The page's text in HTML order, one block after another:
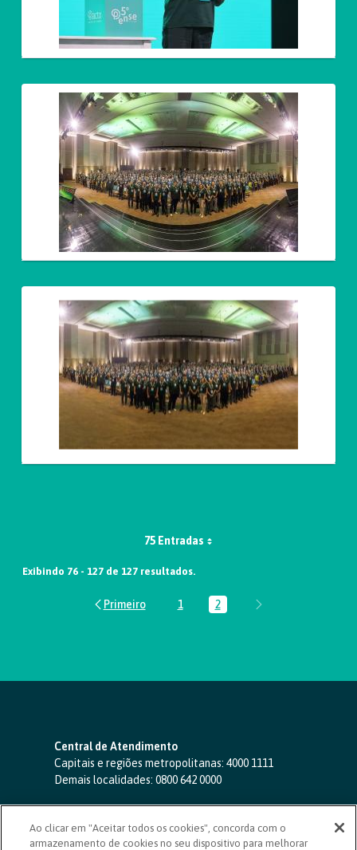
75 Entradas
Exibindo 76 - 127 de 127 resultados.
Página
1 Página
2
Central de Atendimento
Capitais e regiões metropolitanas: 4000 1111
Demais localidades: 0800 642 0000
SAC 24 horas-0800 724 4420
Ouvidoria
Ao clicar em "Aceitar todos os cookies", concorda com o
armazenamento de cookies no seu dispositivo para melhorar